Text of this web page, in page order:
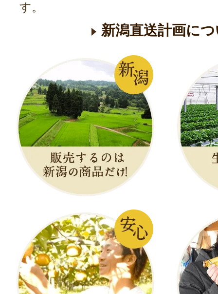
す。
新潟直送計画に